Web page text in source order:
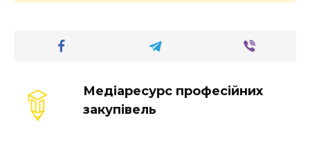
Медіаресурс професійних
закупівель